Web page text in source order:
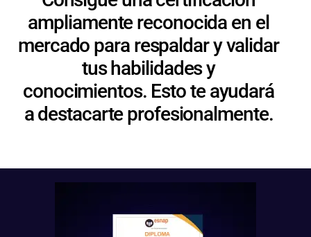
ampliamente reconocida en el
mercado para respaldar y validar
tus habilidades y
conocimientos. Esto te ayudará
a destacarte profesionalmente.